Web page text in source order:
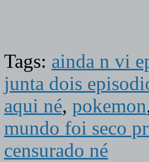
Tags: ainda n vi
junta dois
aqui né, pokemon
mundo foi seco
censurado né